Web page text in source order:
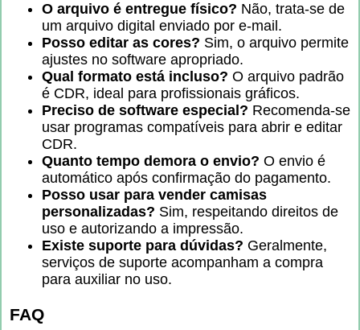
O arquivo é entregue físico? Não, trata-se de
um arquivo digital enviado por e-mail.
Posso editar as cores? Sim, o arquivo permite
ajustes no software apropriado.
Qual formato está incluso? O arquivo padrão
é CDR, ideal para profissionais gráficos.
Preciso de software especial? Recomenda-se
usar programas compatíveis para abrir e editar
CDR.
Quanto tempo demora o envio? O envio é
automático após confirmação do pagamento.
Posso usar para vender camisas
personalizadas? Sim, respeitando direitos de
uso e autorizando a impressão.
Existe suporte para dúvidas? Geralmente,
serviços de suporte acompanham a compra
para auxiliar no uso.
FAQ